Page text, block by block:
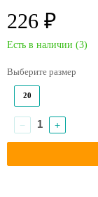
226 ₽
Есть в наличии (3)
Выберите размер
20
− +